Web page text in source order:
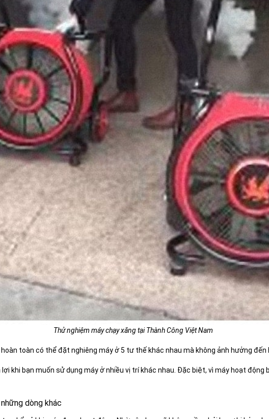
Thử nghiệm máy chạy xăng tại Thành Công Việt Nam
toàn có thể đặt nghiêng máy ở 5 tư thế khác nhau mà không ảnh hưởng đến
khi bạn muốn sử dụng máy ở nhiều vị trí khác nhau. Đặc biệt, vì máy hoạt
dòng khác